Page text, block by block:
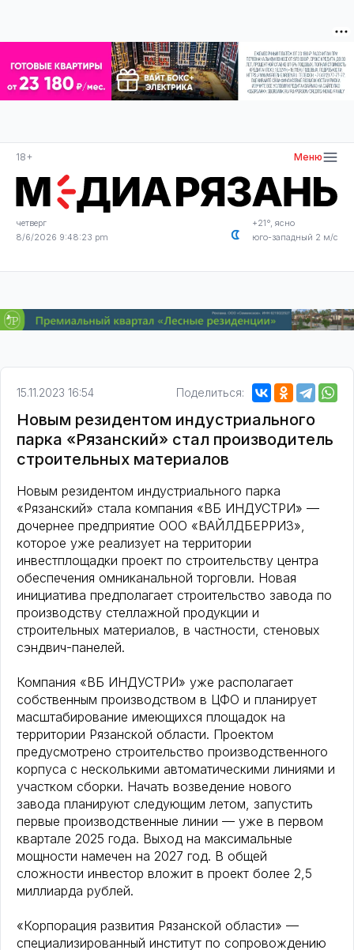
18+ Меню
четверг
8/6/2026 9:48:24 pm
+21°, ясно
юго-западный 2 м/с
15.11.2023 16:54 Поделиться:
Новым резидентом индустриального
парка «Рязанский» стал производитель
строительных материалов
Новым резидентом индустриального парка
«Рязанский» стала компания «ВБ ИНДУСТРИ» —
дочернее предприятие ООО «ВАЙЛДБЕРРИЗ»,
которое уже реализует на территории
инвестплощадки проект по строительству центра
обеспечения омниканальной торговли. Новая
инициатива предполагает строительство завода по
производству стеллажной продукции и
строительных материалов, в частности, стеновых
сэндвич-панелей.
Компания «ВБ ИНДУСТРИ» уже располагает
собственным производством в ЦФО и планирует
масштабирование имеющихся площадок на
территории Рязанской области. Проектом
предусмотрено строительство производственного
корпуса с несколькими автоматическими линиями и
участком сборки. Начать возведение нового
завода планируют следующим летом, запустить
первые производственные линии — уже в первом
квартале 2025 года. Выход на максимальные
мощности намечен на 2027 год. В общей
сложности инвестор вложит в проект более 2,5
миллиарда рублей.
«Корпорация развития Рязанской области» —
специализированный институт по сопровождению